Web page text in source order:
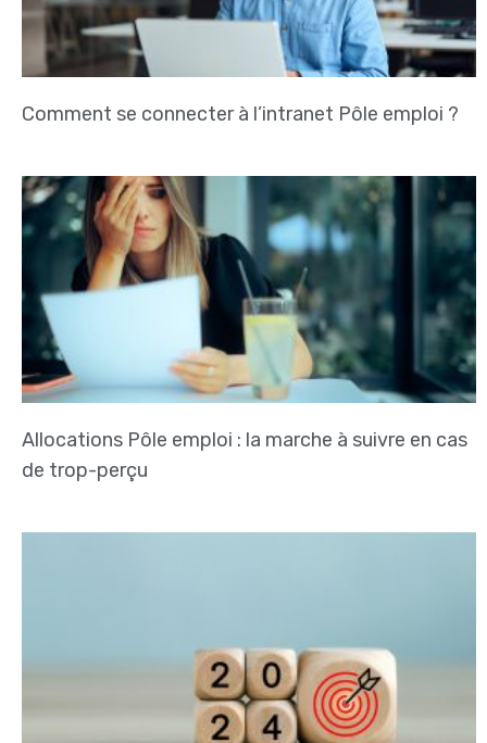
Comment se connecter à l’intranet Pôle emploi ?
Allocations Pôle emploi : la marche à suivre en cas
de trop-perçu